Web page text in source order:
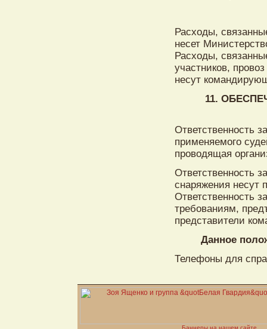
Расходы,
несет
Расходы,
участников,
несут
11.
Ответственность
применяемого
проводящая
Ответственность
снаряжения несут
Ответственность
требованиям,
представители
Данное
Телефоны для
Баннеры на нашем сайте